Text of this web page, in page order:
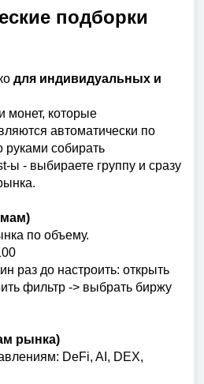
подборки
для индивидуальных и
монет, которые
автоматически по
руками собирать
ы - выбираете группу и сразу
по объему.
раз до настроить: открыть
фильтр -> выбрать биржу
рынка)
DeFi, AI, DEX,